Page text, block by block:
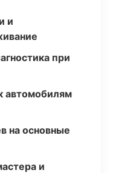
и
при
автомобилям
на основные
и